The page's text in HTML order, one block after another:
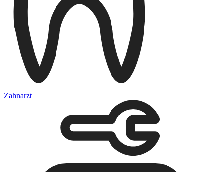
Zahnarzt